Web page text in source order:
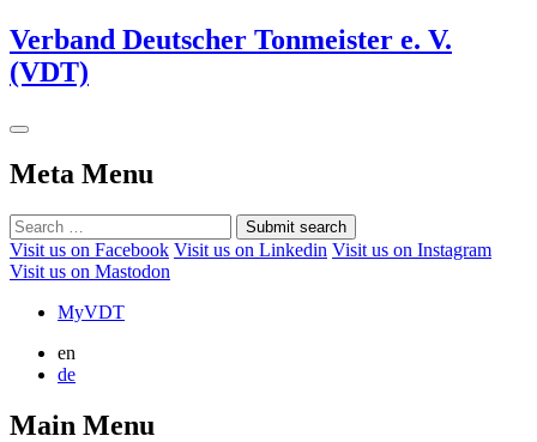
Verband Deutscher Tonmeister e. V.
(VDT)
Meta Menu
Submit search
Visit us on Facebook Visit us on Linkedin Visit us on Instagram
Visit us on Mastodon
MyVDT
en
de
Main Menu